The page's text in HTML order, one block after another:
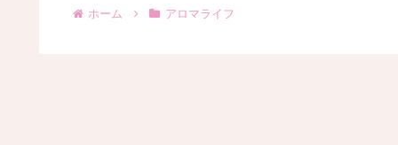
ホーム アロマライフ